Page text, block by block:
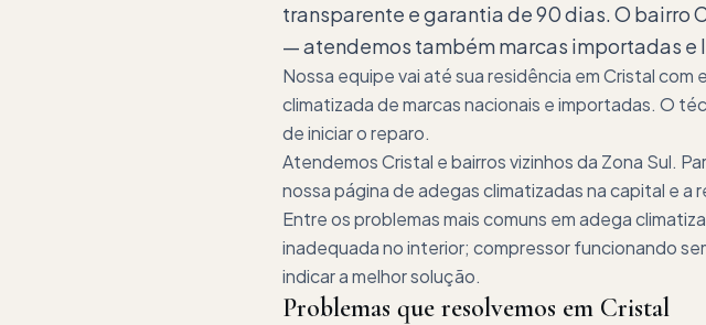
transparente e garantia de 90 dias. O
— atendemos também marcas importadas e
Nossa equipe vai até sua residência em Cristal
climatizada de marcas nacionais e importadas. O
de iniciar o reparo.
Atendemos Cristal e bairros vizinhos da Zona Sul.
nossa página de adegas climatizadas na capital e a
Entre os problemas mais comuns em adega
inadequada no interior; compressor funcionando
indicar a melhor solução.
Problemas que resolvemos em Cristal